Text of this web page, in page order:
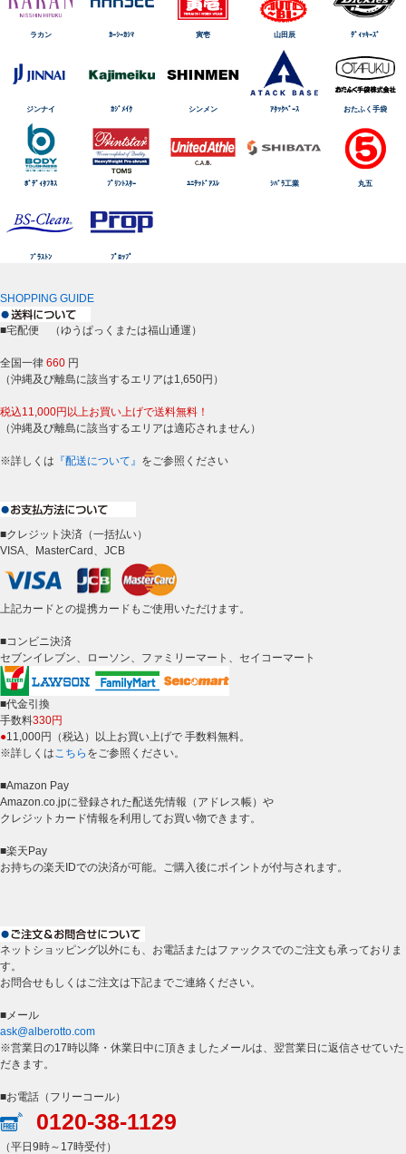
ラカン ｶｰｼｰｶｼﾏ 寅壱 山田辰 ﾃﾞｨｯｷｰｽﾞ
ジンナイ ｶｼﾞﾒｲｸ シンメン ｱﾀｯｸﾍﾞｰｽ おたふく手袋
ﾎﾞﾃﾞｨﾀﾌﾈｽ ﾌﾟﾘﾝﾄｽﾀｰ ﾕﾆﾃｯﾄﾞｱｽﾚ ｼﾊﾞﾗ工業 丸五
ﾌﾞﾗｽﾄﾝ ﾌﾟﾛｯﾌﾟ
SHOPPING GUIDE
■宅配便 （ゆうぱっくまたは福山通運）
全国一律 660 円
（沖縄及び離島に該当するエリアは1,650円）
税込11,000円以上お買い上げで送料無料！
（沖縄及び離島に該当するエリアは適応されません）
※詳しくは 『配送について』 をご参照ください
■クレジット決済（一括払い）
VISA、MasterCard、JCB
上記カードとの提携カードもご使用いただけます。
■コンビニ決済
セブンイレブン、ローソン、ファミリーマート、セイコーマート
■代金引換
手数料330円
●11,000円（税込）以上お買い上げで 手数料無料。
※詳しくは こちら をご参照ください。
■Amazon Pay
Amazon.co.jpに登録された配送先情報（アドレス帳）や
クレジットカード情報を利用してお買い物できます。
■楽天Pay
お持ちの楽天IDでの決済が可能。ご購入後にポイントが付与されます。
ネットショッピング以外にも、お電話またはファックスでのご注文も承っておりま
す。
お問合せもしくはご注文は下記までご連絡ください。
■メール
ask@alberotto.com
※営業日の17時以降・休業日中に頂きましたメールは、翌営業日に返信させていた
だきます。
■お電話（フリーコール）
0120-38-1129
（平日9時～17時受付）